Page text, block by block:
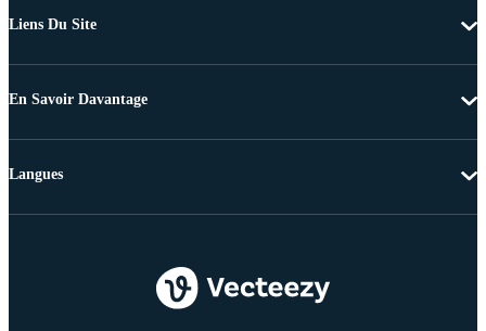
Liens Du Site
En Savoir Davantage
Langues